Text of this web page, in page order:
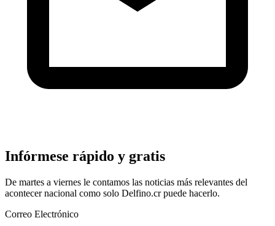
Infórmese rápido y gratis
De martes a viernes le contamos las noticias más relevantes del
acontecer nacional como solo Delfino.cr puede hacerlo.
Correo Electrónico